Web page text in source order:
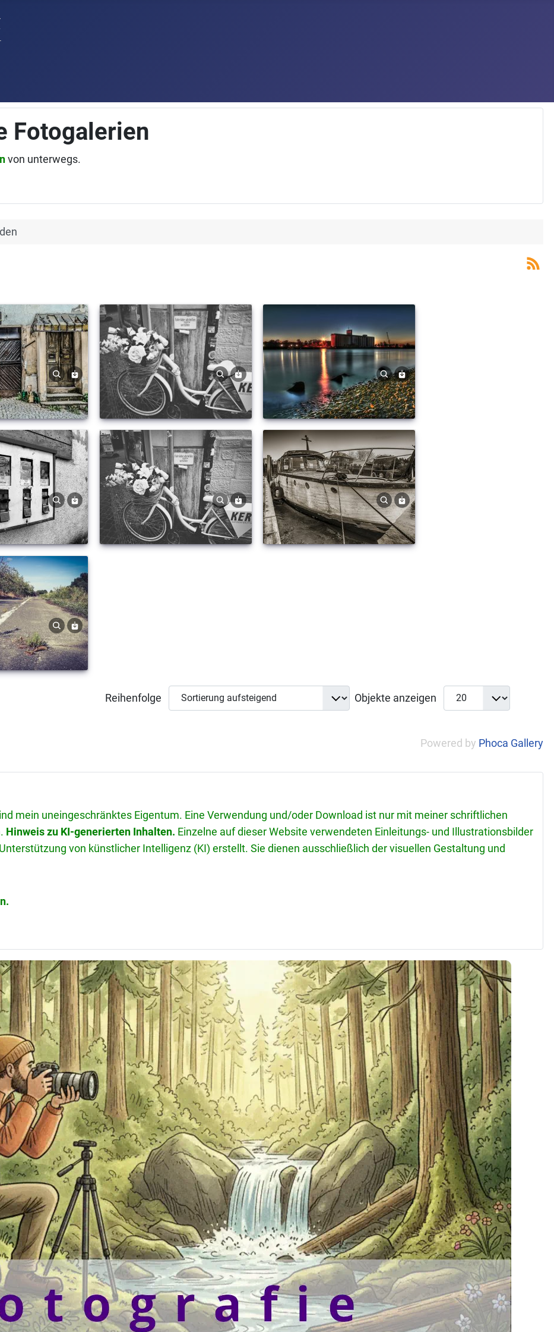
Fotogalerien
von unterwegs.
Reihenfolge Objekte anzeigen
Powered by Phoca Gallery
mein uneingeschränktes Eigentum. Eine Verwendung und/oder Download ist nur mit meiner schriftlichen
Hinweis zu KI-generierten Inhalten. Einzelne auf dieser Website verwendeten Einleitungs- und Illustrationsbilder
von künstlicher Intelligenz (KI) erstellt. Sie dienen ausschließlich der visuellen Gestaltung und